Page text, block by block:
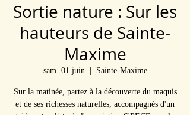
Sortie nature : Sur les
hauteurs de Sainte-
Maxime
sam. 01 juin
  |
Sainte-Maxime
Sur la matinée, partez à la découverte du maquis
et de ses richesses naturelles, accompagnés d'un